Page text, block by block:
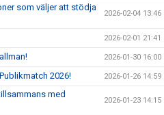
som väljer att stödja
2026-02-04 13:46
2026-02-01 21:41
2026-01-30 16:00
2026! 2026-01-26 14:59
med
2026-01-23 14:15